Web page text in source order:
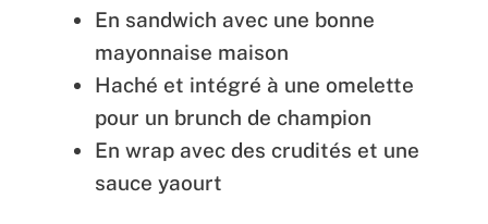
En sandwich avec une bonne
mayonnaise maison
Haché et intégré à une omelette
pour un brunch de champion
En wrap avec des crudités et une
sauce yaourt